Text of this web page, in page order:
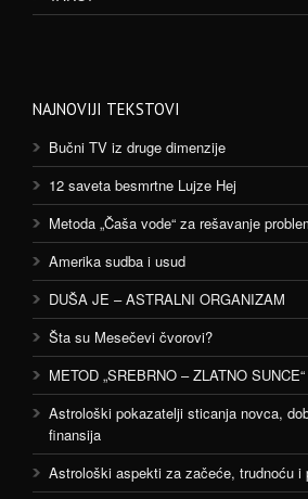
NAJNOVIJI TEKSTOVI
Bučni TV iz druge dimenzije
12 saveta besmrtne Lujze Hej
Metoda „Čaša vode“ za rešavanje
Amerika sudba i usud
DUŠA JE – ASTRALNI ORGANIZAM
Šta su Mesečevi čvorovi?
METOD „SREBRNO – ZLATNO SUNCE“
Astrološki pokazatelji sticanja novca,
finansija
Astrološki aspekti za začeće, trudnoću i